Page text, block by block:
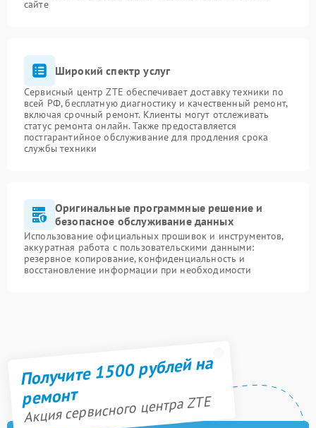
сайте
Широкий спектр услуг
Сервисный центр ZTE обеспечивает доставку техники по
всей РФ, бесплатную диагностику и качественный ремонт,
включая срочный ремонт. Клиенты могут отслеживать
статус ремонта онлайн. Также предоставляется
постгарантийное обслуживание для продления срока
службы техники
Оригинальные программные решение и
безопасное обслуживание данных
Использование официальных прошивок и инструментов,
аккуратная работа с пользовательскими данными:
резервное копирование, конфиденциальность и
восстановление информации при необходимости
Получите 1500 рублей на
ремонт
Акция сервисного центра ZTE